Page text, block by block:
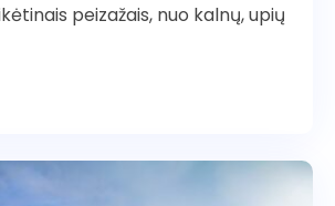
peizažais, nuo kalnų, upių